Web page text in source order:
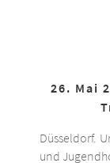
26. Mai
Düsseldorf.
und